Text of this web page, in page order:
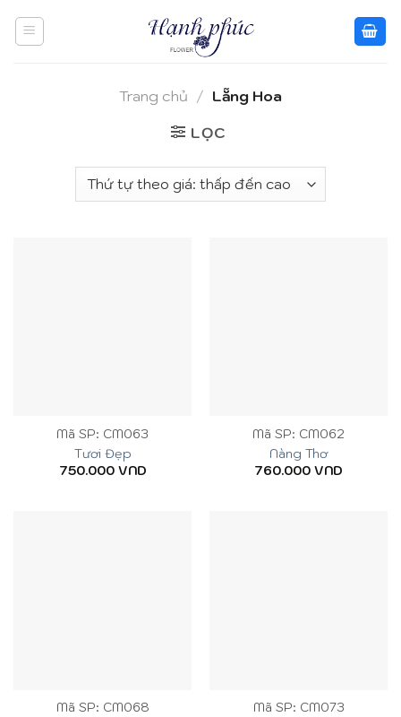
Trang chủ / Lẵng Hoa
LỌC
Mã SP: CM063
Tươi Đẹp
750.000VND
Mã SP: CM062
Nàng Thơ
760.000 VND
Mã SP: CM068
Mã SP: CM073